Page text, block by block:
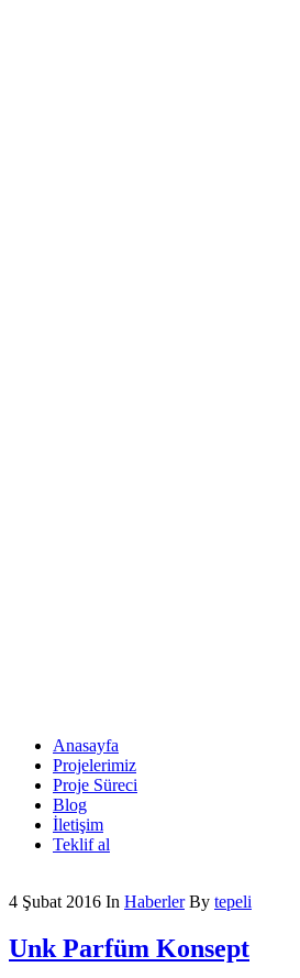
Anasayfa
Projelerimiz
Proje Süreci
Blog
İletişim
Teklif al
4 Şubat 2016 In Haberler By tepeli
Unk Parfüm Konsept